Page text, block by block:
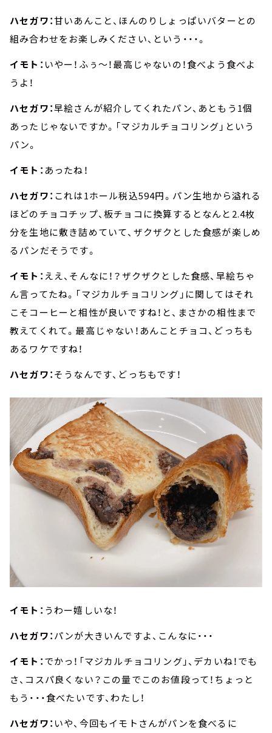
ハセガワ：甘いあんこと、ほんのりしょっぱいバターとの
組み合わせをお楽しみください、という・・・。
イモト： いやー！ふぅ～！最高じゃないの！食べよう食べよ
うよ！
ハセガワ：早絵さんが紹介してくれたパン、あともう1個
あったじゃないですか。「マジカルチョコリング」という
パン。
イモト： あったね！
ハセガワ： これは1ホール税込594円。パン生地から溢れる
ほどのチョコチップ、板チョコに換算するとなんと2.4枚
分を生地に敷き詰めていて、ザクザクとした食感が楽しめ
るパンだそうです。
イモト： ええ、そんなに！？ザクザクとした食感、早絵ちゃ
ん言ってたね。「マジカルチョコリング」に関してはそれ
こそコーヒーと相性が良いですね！と、まさかの相性まで
教えてくれて。最高じゃない！あんことチョコ、どっちも
あるワケですね！
ハセガワ：そうなんです、どっちもです！
イモト： うわー嬉しいな！
ハセガワ：パンが大きいんですよ、こんなに・・・
イモト：でかっ！「マジカルチョコリング」、デカいね！でも
さ、コスパ良くない？この量でこのお値段って！ちょっと
もう・・・食べたいです、わたし！
ハセガワ： いや、今回もイモトさんがパンを食べるに